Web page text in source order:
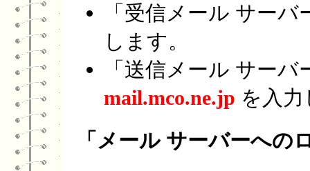
「受信メール サー
します。
「送信メール サーバ
mail.mco.ne.jp を入
「メール サーバーへの